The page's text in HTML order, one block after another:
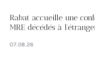
Rabat accueille une
MRE décédés à
07.08.26